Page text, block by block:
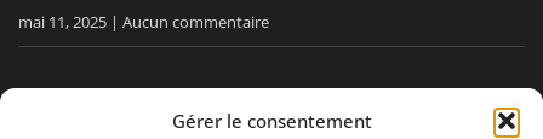
Gérer le consentement
mai 11, 2025 Aucun commentaire
RESTEZ INFORMÉ